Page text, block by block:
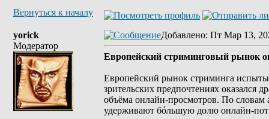
Вернуться к началу
yorick
Модератор
Добавлено: Пт Мар 13,
Европейский стриминговый рынок
Европейский рынок стриминга
зрительских предпочтениях оказался
объёма онлайн-просмотров. По словам
удерживают бóльшую долю онлайн-